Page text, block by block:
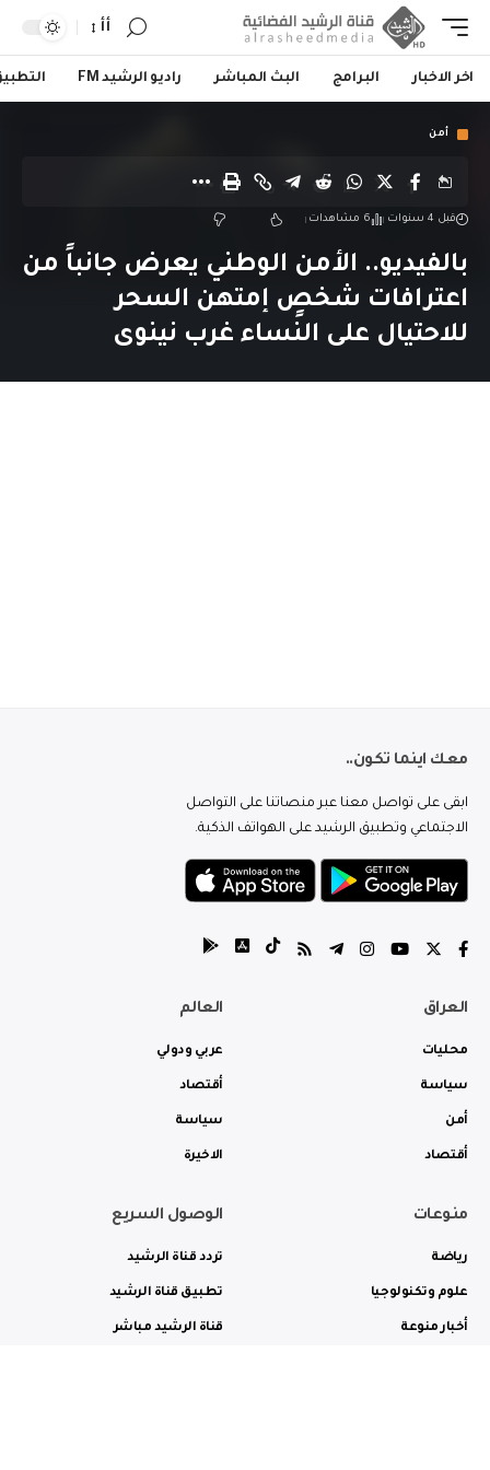
أأ
اخر الاخبار البرامج البث المباشر راديو الرشيد FM
أمن
قبل 4 سنوات 6 مشاهدات
بالفيديو.. الأمن الوطني يعرض جانباً من
اعترافات شخصٍ إمتهن السحر
للاحتيال على النساء غرب نينوى
معك اينما تكون..
ابقى على تواصل معنا عبر منصاتنا على التواصل
الاجتماعي وتطبيق الرشيد على الهواتف الذكية.
العراق
محليات
سياسة
أمن
أقتصاد
العالم
عربي ودولي
أقتصاد
سياسة
الاخيرة
منوعات
رياضة
علوم وتكنولوجيا
أخبار منوعة
الوصول السريع
تردد قناة الرشيد
تطبيق قناة الرشيد
قناة الرشيد مباشر